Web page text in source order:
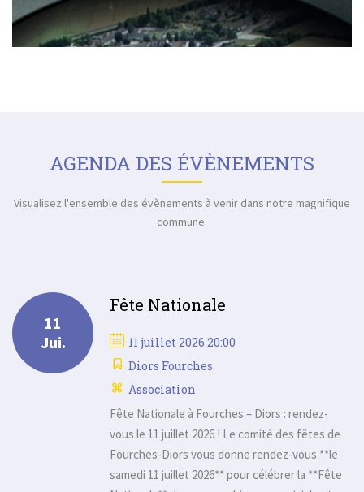
AGENDA DES ÉVÈNEMENTS
Visualisez l'ensemble des évènements à venir dans notre magnifique
commune.
11
Jui.
Fête Nationale
11 juillet 2026 20:00
Diors Fourches
Association
Fête Nationale à Fourches – Diors : rendez-
vous le 11 juillet 2026 ! Le comité des fêtes de
Fourches-Diors vous donne rendez-vous **le
samedi 11 juillet 2026** pour célébrer la **Fête